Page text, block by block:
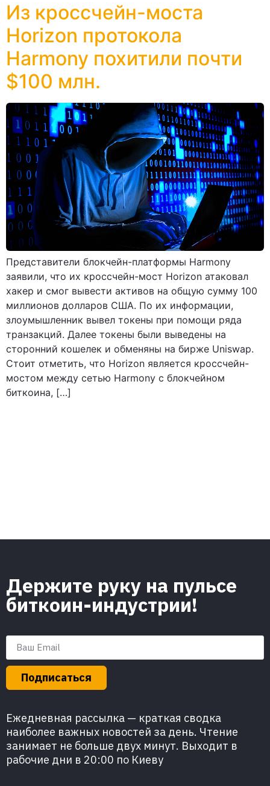
Из кроссчейн-моста
Horizon протокола
Harmony похитили почти
$100 млн.
Представители блокчейн-платформы Harmony
заявили, что их кроссчейн-мост Horizon атаковал
хакер и смог вывести активов на общую сумму 100
миллионов долларов США. По их информации,
злоумышленник вывел токены при помощи ряда
транзакций. Далее токены были выведены на
сторонний кошелек и обменяны на бирже Uniswap.
Стоит отметить, что Horizon является кроссчейн-
мостом между сетью Harmony с блокчейном
биткоина, […]
Держите руку на пульсе
биткоин-индустрии!
Подписаться
Ежедневная рассылка — краткая сводка
наиболее важных новостей за день. Чтение
занимает не больше двух минут. Выходит в
рабочие дни в 20:00 по Киеву